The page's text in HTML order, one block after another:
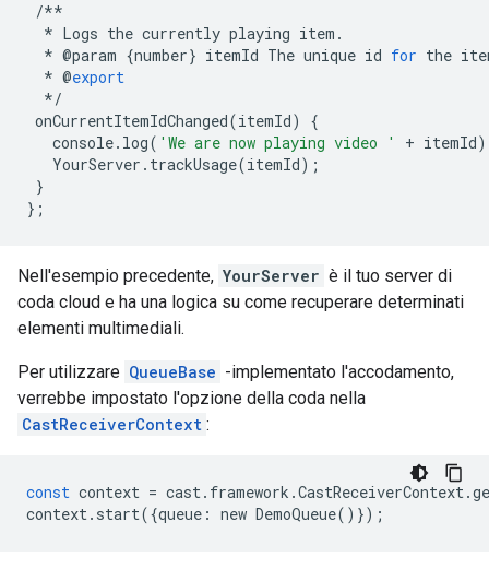
/**
* Logs the currently playing item .
* @param {number} itemId The unique id for the
* @export
*/
onCurrentItemIdChanged(itemId)
{
console. log( 'We are now playing video ' + itemId
YourServer . trackUsage(itemId);
}
};
Nell'esempio precedente, YourServer è il tuo server di
coda cloud e ha una logica su come recuperare determinati
elementi multimediali.
Per utilizzare QueueBase -implementato l'accodamento,
verrebbe impostato l'opzione della coda nella
CastReceiverContext :
const context = cast. framework .CastReceiverContext.
context. start({queue : new DemoQueue()});